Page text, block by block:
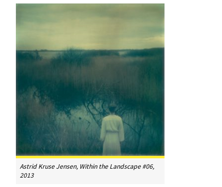
Astrid Kruse Jensen, Within the Landscape #06,
2013